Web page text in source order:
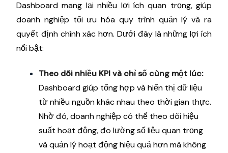
Dashboard mang lại nhiều lợi ích quan trọng, giúp
doanh nghiệp tối ưu hóa quy trình quản lý và ra
quyết định chính xác hơn. Dưới đây là những lợi ích
nổi bật:
Theo dõi nhiều KPI và chỉ số cùng một lúc:
Dashboard giúp tổng hợp và hiển thị dữ liệu
từ nhiều nguồn khác nhau theo thời gian thực.
Nhờ đó, doanh nghiệp có thể theo dõi hiệu
suất hoạt động, đo lường số liệu quan trọng
và quản lý hoạt động hiệu quả hơn mà không